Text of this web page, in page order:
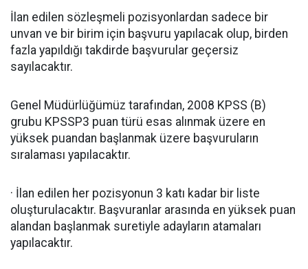
İlan edilen sözleşmeli pozisyonlardan sadece bir
unvan ve bir birim için başvuru yapılacak olup, birden
fazla yapıldığı takdirde başvurular geçersiz
sayılacaktır.
Genel Müdürlüğümüz tarafından, 2008 KPSS (B)
grubu KPSSP3 puan türü esas alınmak üzere en
yüksek puandan başlanmak üzere başvuruların
sıralaması yapılacaktır.
· İlan edilen her pozisyonun 3 katı kadar bir liste
oluşturulacaktır. Başvuranlar arasında en yüksek puan
alandan başlanmak suretiyle adayların atamaları
yapılacaktır.